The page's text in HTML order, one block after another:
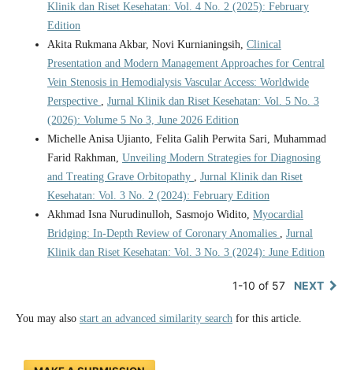
Klinik dan Riset Kesehatan: Vol. 4 No. 2 (2025): February
Edition
Akita Rukmana Akbar, Novi Kurnianingsih, Clinical
Presentation and Modern Management Approaches for Central
Vein Stenosis in Hemodialysis Vascular Access: Worldwide
Perspective , Jurnal Klinik dan Riset Kesehatan: Vol. 5 No. 3
(2026): Volume 5 No 3, June 2026 Edition
Michelle Anisa Ujianto, Felita Galih Perwita Sari, Muhammad
Farid Rakhman, Unveiling Modern Strategies for Diagnosing
and Treating Grave Orbitopathy , Jurnal Klinik dan Riset
Kesehatan: Vol. 3 No. 2 (2024): February Edition
Akhmad Isna Nurudinulloh, Sasmojo Widito, Myocardial
Bridging: In-Depth Review of Coronary Anomalies , Jurnal
Klinik dan Riset Kesehatan: Vol. 3 No. 3 (2024): June Edition
1-10 of 57 NEXT
You may also start an advanced similarity searchfor this article.